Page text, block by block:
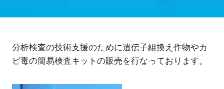
分析検査の技術支援のために遺伝子組換え作物やカ
ビ毒の簡易検査キットの販売を行なっております。